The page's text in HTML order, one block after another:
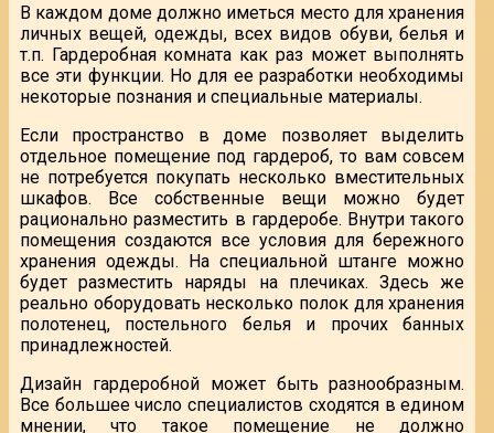
В каждом доме должно иметься место для хранения
личных вещей, одежды, всех видов обуви, белья и
т.п. Гардеробная комната как раз может выполнять
все эти функции. Но для ее разработки необходимы
некоторые познания и специальные материалы.
Если пространство в доме позволяет выделить
отдельное помещение под гардероб, то вам совсем
не потребуется покупать несколько вместительных
шкафов. Все собственные вещи можно будет
рационально разместить в гардеробе. Внутри такого
помещения создаются все условия для бережного
хранения одежды. На специальной штанге можно
будет разместить наряды на плечиках. Здесь же
реально оборудовать несколько полок для хранения
полотенец, постельного белья и прочих банных
принадлежностей.
Дизайн гардеробной может быть разнообразным.
Все большее число специалистов сходятся в едином
мнении, что такое помещение не должно